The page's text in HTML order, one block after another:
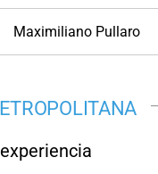
Maximiliano Pullaro